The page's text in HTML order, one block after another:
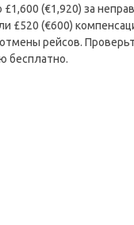
£1,600 (€1,920) за
£520 (€600)
рейсов.
бесплатно.